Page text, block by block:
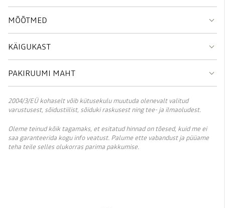
MÕÕTMED
KÄIGUKAST
PAKIRUUMI MAHT
2004/3/EÜ kohaselt võib kütusekulu muutuda olenevalt valitud
varustusest, sõidustiilist, sõiduki raskusest ning tee- ja ilmaoludest.
Oleme teinud kõik tagamaks, et esitatud hinnad on tõesed, kuid me ei
saa garanteerida kogu info veatust. Palume ette vabandust ja püüame
teha teile selles olukorras parima pakkumise.